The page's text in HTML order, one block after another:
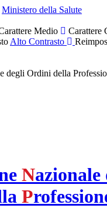
Ministero della Salute
Medio
Carattere
Alto Contrasto
degli Ordini della
Nazionale
P